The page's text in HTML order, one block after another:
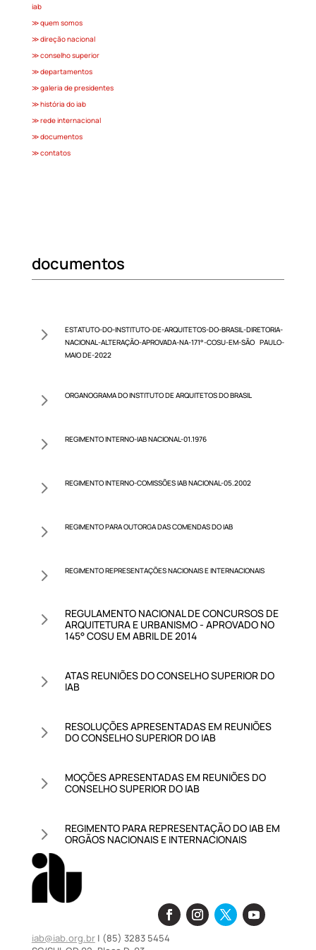
iab
≫ quem somos
≫ direção nacional
≫ conselho superior
≫ departamentos
≫ galeria de presidentes
≫ história do iab
≫ rede internacional
≫ documentos
≫ contatos
documentos
5
ESTATUTO-DO-INSTITUTO-DE-ARQUITETOS-DO-BRASIL-DIRETORIA-
NACIONAL-ALTERAÇÃO-APROVADA-NA-171°-COSU-EM-SÃO PAULO-
MAIO DE-2022
5 ORGANOGRAMA DO INSTITUTO DE ARQUITETOS DO BRASIL
5 REGIMENTO INTERNO-IAB NACIONAL-01.1976
5 REGIMENTO INTERNO-COMISSÕES IAB NACIONAL-05.2002
5 REGIMENTO PARA OUTORGA DAS COMENDAS DO IAB
5 REGIMENTO REPRESENTAÇÕES NACIONAIS E INTERNACIONAIS
5
REGULAMENTO NACIONAL DE CONCURSOS DE
ARQUITETURA E URBANISMO - APROVADO NO
145° COSU EM ABRIL DE 2014
5
ATAS REUNIÕES DO CONSELHO SUPERIOR DO
IAB
5
RESOLUÇÕES APRESENTADAS EM REUNIÕES
DO CONSELHO SUPERIOR DO IAB
5
MOÇÕES APRESENTADAS EM REUNIÕES DO
CONSELHO SUPERIOR DO IAB
5
REGIMENTO PARA REPRESENTAÇÃO DO IAB EM
ORGÃOS NACIONAIS E INTERNACIONAIS
iab@iab.org.br| (85) 3283 5454